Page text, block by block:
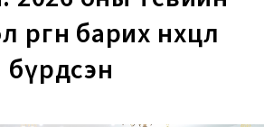
барих нөхцөл
бүрдсэн